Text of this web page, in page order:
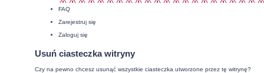
FAQ
Zarejestruj się
Zaloguj się
Usuń ciasteczka witryny
Czy na pewno chcesz usunąć wszystkie ciasteczka utworzone przez tę witrynę?